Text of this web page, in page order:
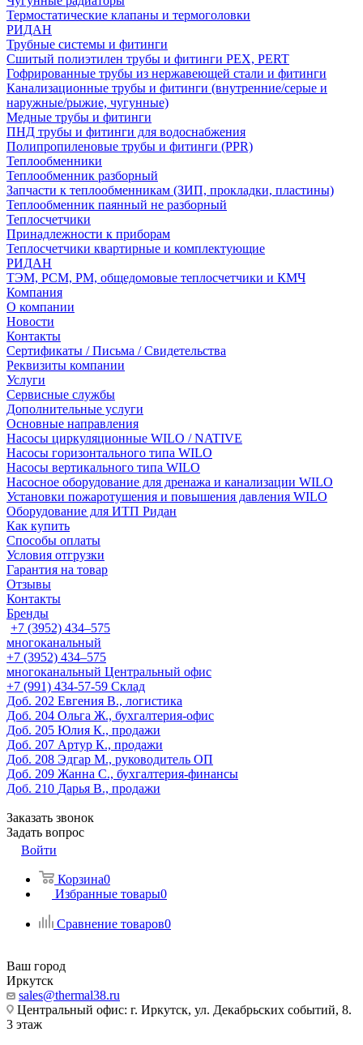
Термостатические клапаны и термоголовки
РИДАН
Трубные системы и фитинги
Сшитый полиэтилен трубы и фитинги PEX, PERT
Гофрированные трубы из нержавеющей стали и фитинги
Канализационные трубы и фитинги (внутренние/серые и
наружные/рыжие, чугунные)
Медные трубы и фитинги
ПНД трубы и фитинги для водоснабжения
Полипропиленовые трубы и фитинги (PPR)
Теплообменники
Теплообменник разборный
Запчасти к теплообменникам (ЗИП, прокладки, пластины)
Теплообменник паянный не разборный
Теплосчетчики
Принадлежности к приборам
Теплосчетчики квартирные и комплектующие
РИДАН
ТЭМ, РСМ, РМ, общедомовые теплосчетчики и КМЧ
Компания
О компании
Новости
Контакты
Сертификаты / Письма / Свидетельства
Реквизиты компании
Услуги
Сервисные службы
Дополнительные услуги
Основные направления
Насосы циркуляционные WILO / NATIVE
Насосы горизонтального типа WILO
Насосы вертикального типа WILO
Насосное оборудование для дренажа и канализации WILO
Установки пожаротушения и повышения давления WILO
Оборудование для ИТП Ридан
Как купить
Способы оплаты
Условия отгрузки
Гарантия на товар
Отзывы
Контакты
Бренды
+7 (3952) 434‒575
многоканальный
+7 (3952) 434‒575
многоканальный Центральный офис
‎+7 (991) 434-57-59 Склад
Доб. 202 Евгения В., логистика
Доб. 204 Ольга Ж., бухгалтерия-офис
Доб. 205 Юлия К., продажи
Доб. 207 Артур К., продажи
Доб. 208 Эдгар М., руководитель ОП
Доб. 209 Жанна С., бухгалтерия-финансы
Доб. 210 Дарья В., продажи
Заказать звонок
Задать вопрос
Войти
Корзина0
Избранные товары0
Сравнение товаров0
Ваш город
Иркутск
sales@thermal38.ru
Центральный офис: г. Иркутск, ул. Декабрьских событий, 8.
3 этаж